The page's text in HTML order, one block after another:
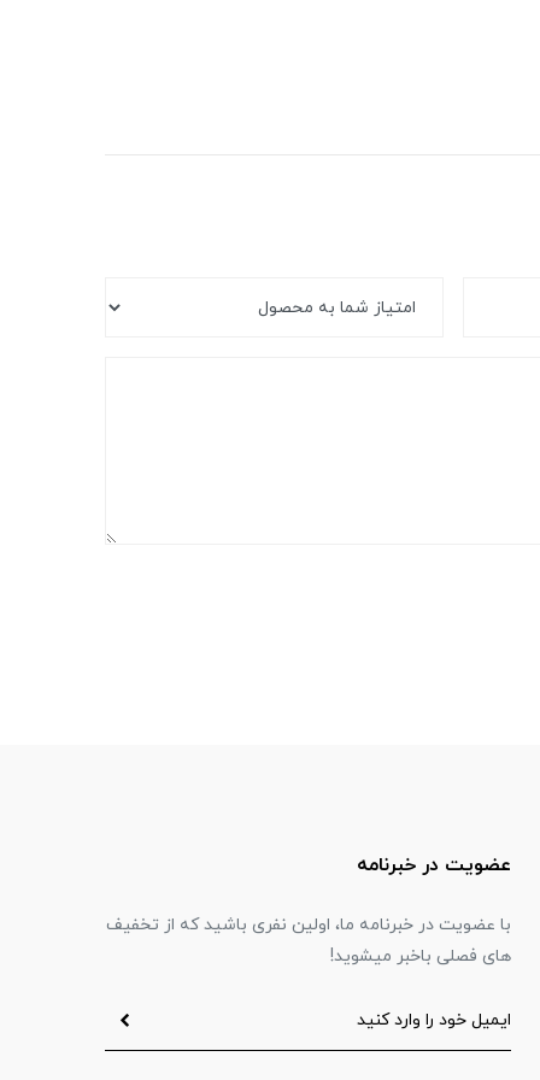
عضویت در خبرنامه
با عضویت در خبرنامه ما، اولین نفری باشید که از تخفیف
های فصلی باخبر میشوید!